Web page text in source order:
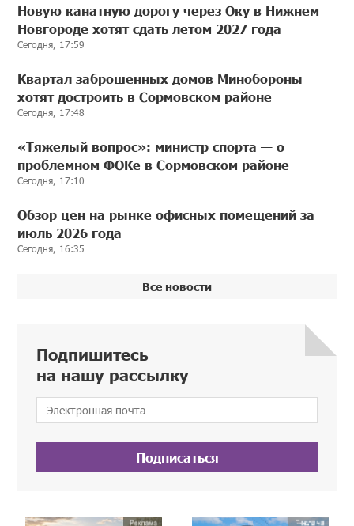
Новую канатную дорогу через Оку в Нижнем
Новгороде хотят сдать летом 2027 года
Сегодня, 17:59
Квартал заброшенных домов Минобороны
хотят достроить в Сормовском районе
Сегодня, 17:48
«Тяжелый вопрос»: министр спорта — о
проблемном ФОКе в Сормовском районе
Сегодня, 17:10
Обзор цен на рынке офисных помещений за
июль 2026 года
Сегодня, 16:35
Все новости
Подпишитесь
на нашу рассылку
Подписаться